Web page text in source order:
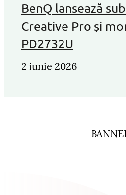
BenQ lansează
Creative Pro și
PD2732U
2 iunie 2026